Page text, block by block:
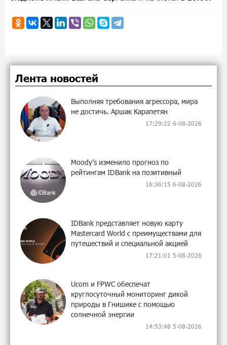
Лента новостей
Выполняя требования агрессора, мира
не достичь. Аршак Карапетян
17:29:22 6-08-2026
Moody’s изменило прогноз по
рейтингам IDBank на позитивный
16:36:15 6-08-2026
IDBank представляет новую карту
Mastercard World с преимуществами для
путешествий и специальной акцией
17:21:01 5-08-2026
Ucom и FPWC обеспечат
круглосуточный мониторинг дикой
природы в Гнишике с помощью
солнечной энергии
14:53:48 5-08-2026